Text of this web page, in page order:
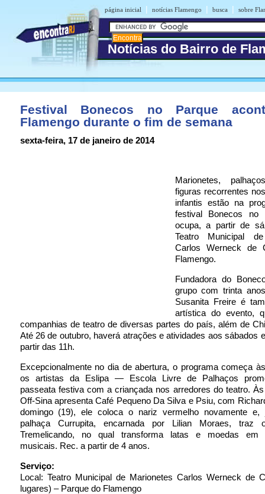
página inicial | notícias Flamengo | busca | sobre
Notícias do Bairro de
Festival Bonecos no Parque
Flamengo durante o fim de semana
sexta-feira, 17 de janeiro de 2014
Marionetes,
figuras recorrentes
infantis estão na
festival Bonecos no
ocupa, a partir de
Teatro Municipal
Carlos Werneck de
Flamengo.
Fundadora do
grupo com trinta
Susanita Freire é
artística do evento,
companhias de teatro de diversas partes do país, além de
Até 26 de outubro, haverá atrações e atividades aos sábados
partir das 11h.
Excepcionalmente no dia de abertura, o programa começa
os artistas da Eslipa — Escola Livre de Palhaços
passeata festiva com a criançada nos arredores do teatro.
Off-Sina apresenta Café Pequeno Da Silva e Psiu, com
domingo (19), ele coloca o nariz vermelho novamente
palhaça Currupita, encarnada por Lilian Moraes, traz
Tremelicando, no qual transforma latas e moedas em
musicais. Rec. a partir de 4 anos.
Serviço:
Local: Teatro Municipal de Marionetes Carlos Werneck de
lugares) – Parque do Flamengo